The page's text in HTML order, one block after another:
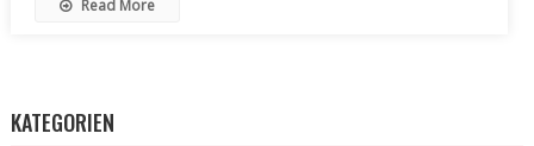
Read More
KATEGORIEN